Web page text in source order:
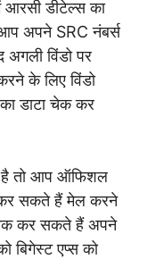
आरसी डीटेल्स का
अपने SRC नंबर्स
विंडो पर
के लिए विंडो
डाटा चेक कर
है तो आप ऑफिशल
सकते हैं मेल करने
कर सकते हैं अपने
एप्स को